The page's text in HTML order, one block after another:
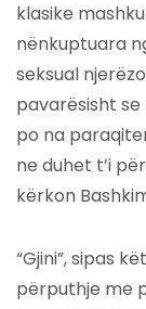
klasike
nënkuptuara
seksual
pavarësisht
po na
ne duhet t’i
kërkon
“Gjini”, sipas
përputhje me